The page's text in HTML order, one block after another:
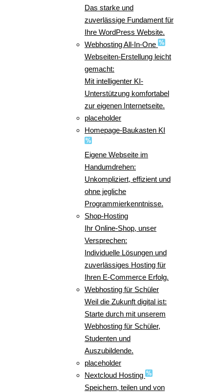
Das starke und
zuverlässige Fundament für
Ihre WordPress Website.
Webhosting All-In-One
Webseiten-Erstellung leicht
gemacht:
Mit intelligenter KI-
Unterstützung komfortabel
zur eigenen Internetseite.
placeholder
Homepage-Baukasten KI
Eigene Webseite im
Handumdrehen:
Unkompliziert, effizient und
ohne jegliche
Programmierkenntnisse.
Shop-Hosting
Ihr Online-Shop, unser
Versprechen:
Individuelle Lösungen und
zuverlässiges Hosting für
Ihren E-Commerce Erfolg.
Webhosting für Schüler
Weil die Zukunft digital ist:
Starte durch mit unserem
Webhosting für Schüler,
Studenten und
Auszubildende.
placeholder
Nextcloud Hosting
Speichern, teilen und von